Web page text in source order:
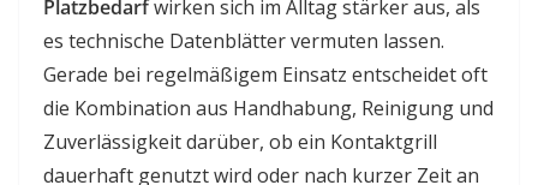
Platzbedarfwirken sich im Alltag stärker aus, als
es technische Datenblätter vermuten lassen.
Gerade bei regelmäßigem Einsatz entscheidet oft
die Kombination aus Handhabung, Reinigung und
Zuverlässigkeit darüber, ob ein Kontaktgrill
dauerhaft genutzt wird oder nach kurzer Zeit an